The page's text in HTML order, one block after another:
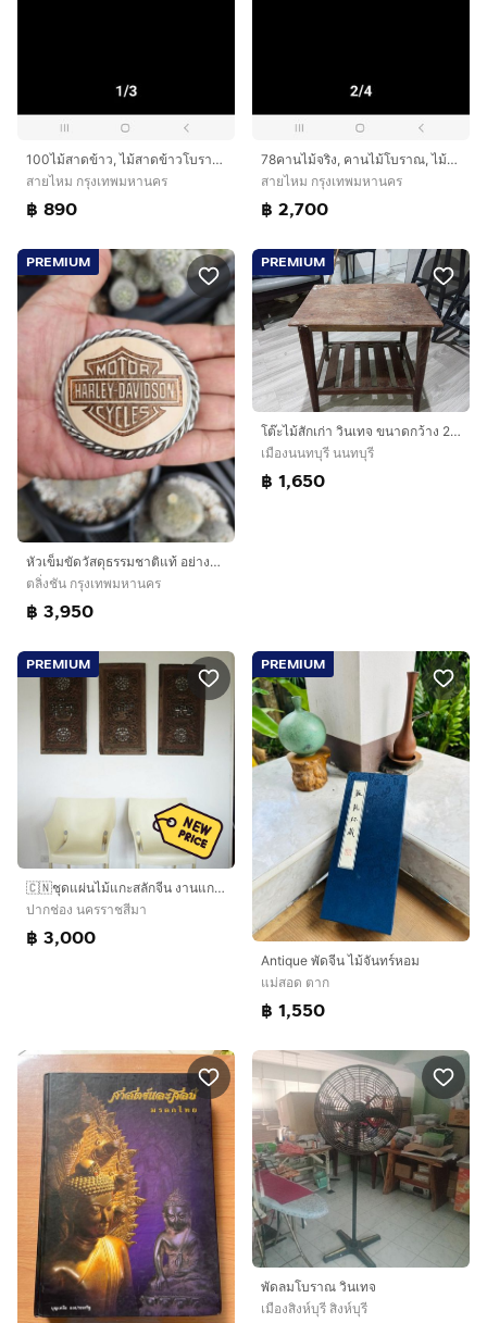
100ไม้สาดข้าว, ไม้สาดข้าวโบราณ, กาบสาด
สายไหม กรุงเทพมหานคร
฿ 890
78คานไม้จริง, คานไม้โบราณ, ไม้คาน
สายไหม กรุงเทพมหานคร
฿ 2,700
PREMIUM
หัวเข็มขัดวัสดุธรรมชาติแท้​ อย่างสวย​ ราคาดีที่สุดครับ
ตลิ่งชัน กรุงเทพมหานคร
฿ 3,950
PREMIUM
โต๊ะไม้สักเก่า วินเทจ ขนาดกว้าง 20นิ้ว ยาว 15นิ้ว สูง 20นิ้ว เป็นไม้สักเก่าจริงทั้งตัว
เมืองนนทบุรี นนทบุรี
฿ 1,650
PREMIUM
🇨🇳ชุดแผ่นไม้แกะสลักจีน งานแกะมือ จำนวน 3 ชิ้น – ขนาด 45 × 85 ซม.
ปากช่อง นครราชสีมา
฿ 3,000
PREMIUM
Antique พัดจีน ไม้จันทร์หอม
แม่สอด ตาก
฿ 1,550
พัดลมโบราณ วินเทจ
เมืองสิงห์บุรี สิงห์บุรี